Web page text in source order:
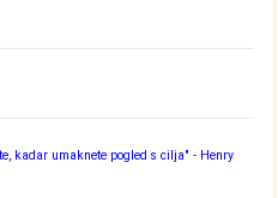
kadar umaknete pogled s cilja"- Henry